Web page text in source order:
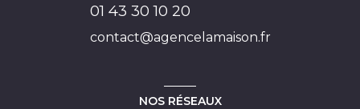
01 43 30 10 20
contact@agencelamaison.fr
NOS RÉSEAUX